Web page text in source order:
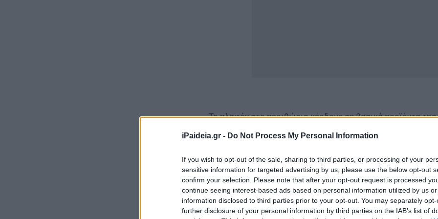
iPaideia.gr - Do Not Process My Personal Information
If you wish to opt-out of the sale, sharing to third parties, or processing of your
sensitive information for targeted advertising by us, please use the below opt-out
confirm your selection. Please note that after your opt-out request is processed
continue seeing interest-based ads based on personal information utilized by us
information disclosed to third parties prior to your opt-out. You may separately
further disclosure of your personal information by third parties on the IAB’s list of
Το πλαφόν στο περιθώριο κέρδους σε βασικά προϊόντα
μέτρα που αποφάσισε η κυβέρνηση, στο πλαίσιο των
την κρίση στη Μέση Ανατολή. Η ρύθμιση αφορά συνολικά
περιλαμβάνουν τρόφιμα, είδη καθαριότητας και βασικά
Τα μέτρα παρουσιάστηκαν από τον αντιπρόεδρο της
Περιβάλλοντος και Ενέργειας Σταύρο Παπασταύρου και
θα γίνει μέσω πράξης νομοθετικού περιεχομένου, η οποία